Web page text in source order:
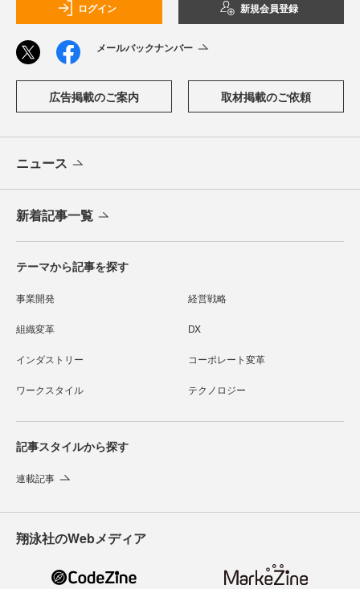
ログイン 新規会員登録
メールバックナンバー
広告掲載のご案内 取材掲載のご依頼
ニュース
新着記事一覧
テーマから記事を探す
事業開発 経営戦略
組織変革 DX
インダストリー コーポレート変革
ワークスタイル テクノロジー
記事スタイルから探す
連載記事
翔泳社のWebメディア